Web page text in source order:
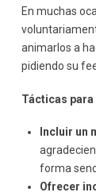
En muchas
animarlos a
pidiendo su
Tácticas
Incluir un
forma
Ofrecer